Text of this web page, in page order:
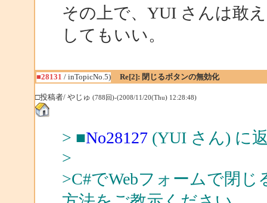
その上で、YUI さんは敢
してもいい。
■28131 / inTopicNo.5) Re[2]: 閉じるボタンの無効化
□投稿者/ やじゅ (788回)-(2008/11/20(Thu) 12:28:48)
> ■No28127(YUI さん) に
>
>C#でWebフォームで閉